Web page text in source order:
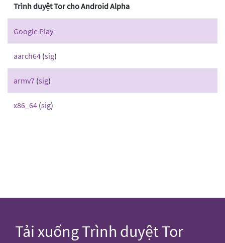
Trình duyệt Tor cho Android Alpha
Google Play
aarch64 (sig)
armv7 (sig)
x86_64 (sig)
Tải xuống Trình duyệt Tor